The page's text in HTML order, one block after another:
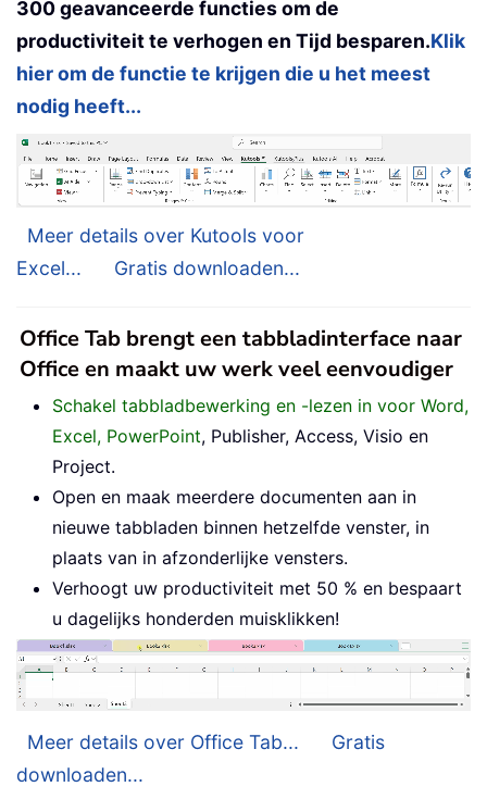
300 geavanceerde functies om de
productiviteit te verhogen en Tijd besparen.Klik
hier om de functie te krijgen die u het meest
nodig heeft...
Meer details over Kutools voor
Excel...
Gratis downloaden...
Office Tab brengt een tabbladinterface naar
Office en maakt uw werk veel eenvoudiger
Schakel tabbladbewerking en -lezen in voor Word,
Excel, PowerPoint, Publisher, Access, Visio en
Project.
Open en maak meerdere documenten aan in
nieuwe tabbladen binnen hetzelfde venster, in
plaats van in afzonderlijke vensters.
Verhoogt uw productiviteit met 50 % en bespaart
u dagelijks honderden muisklikken!
Meer details over Office Tab...
Gratis
downloaden...